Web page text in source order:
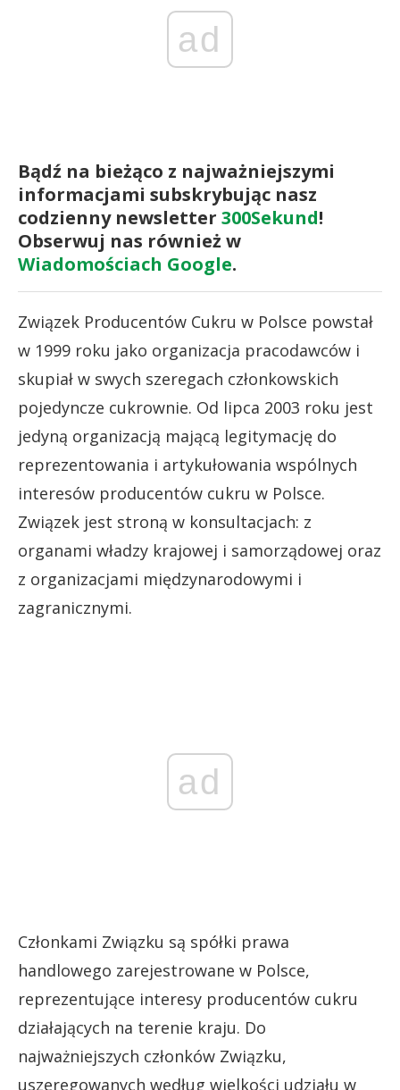
ad
Bądź na bieżąco z najważniejszymi
informacjami subskrybując nasz
codzienny newsletter 300Sekund!
Obserwuj nas również w
Wiadomościach Google.
Związek Producentów Cukru w Polsce powstał
w 1999 roku jako organizacja pracodawców i
skupiał w swych szeregach członkowskich
pojedyncze cukrownie. Od lipca 2003 roku jest
jedyną organizacją mającą legitymację do
reprezentowania i artykułowania wspólnych
interesów producentów cukru w Polsce.
Związek jest stroną w konsultacjach: z
organami władzy krajowej i samorządowej oraz
z organizacjami międzynarodowymi i
zagranicznymi.
ad
Członkami Związku są spółki prawa
handlowego zarejestrowane w Polsce,
reprezentujące interesy producentów cukru
działających na terenie kraju. Do
najważniejszych członków Związku,
uszeregowanych według wielkości udziału w